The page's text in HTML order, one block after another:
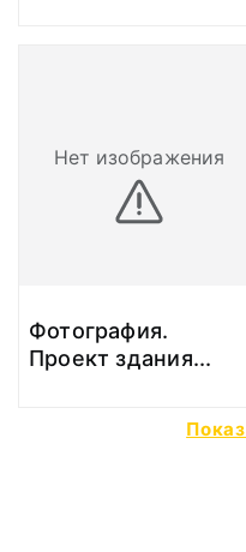
Нет изображения
Фотография.
Проект здания...